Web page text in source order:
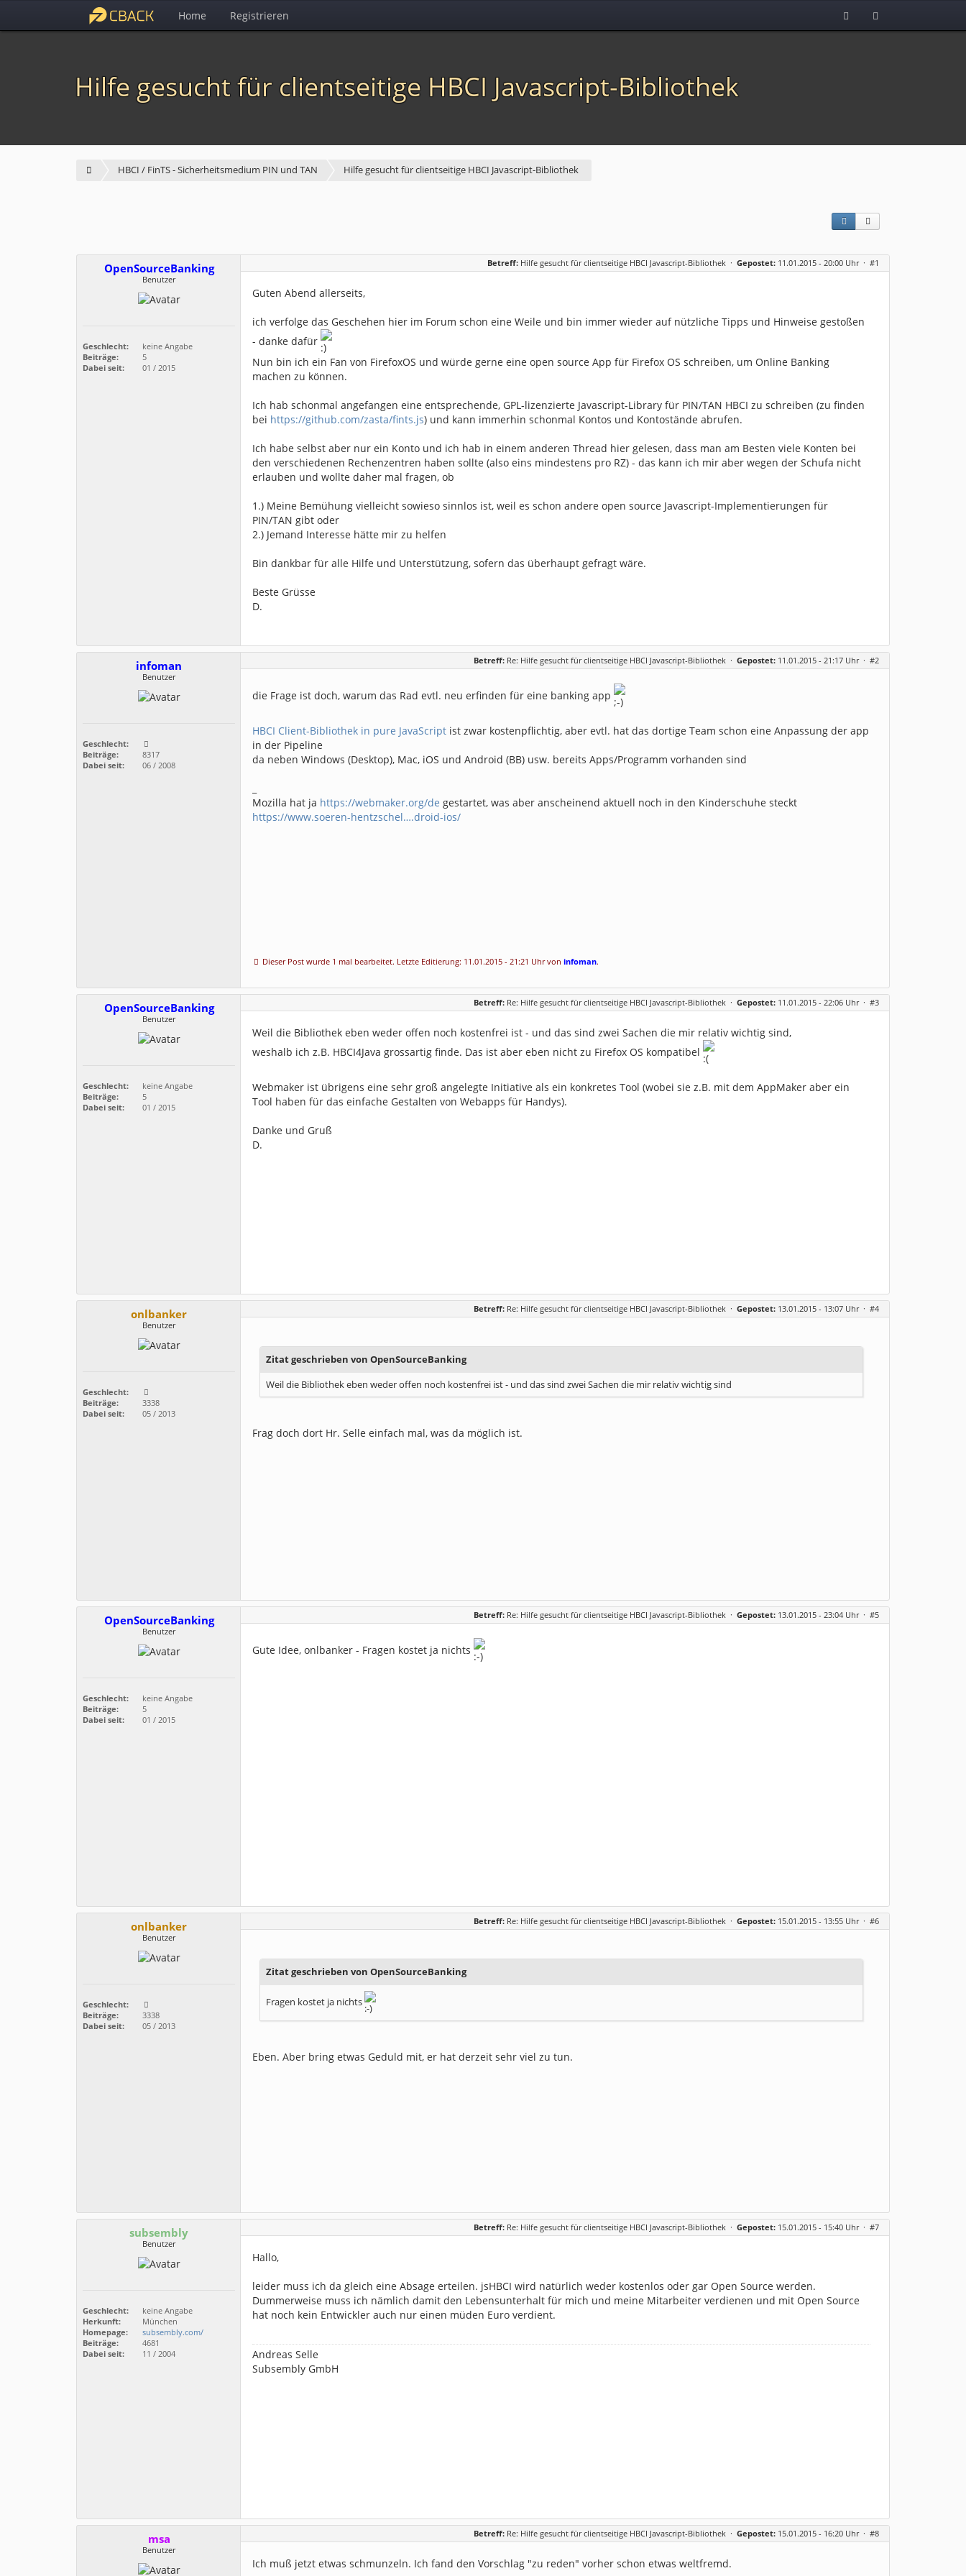
Home Registrieren
Hilfe gesucht für clientseitige HBCI Javascript-Bibliothek
HBCI / FinTS - Sicherheitsmedium PIN und TAN Hilfe gesucht für clientseitige HBCI Javascript-Bibliothek
OpenSourceBanking
Benutzer
Geschlecht:
keine Angabe
Beiträge:
5
Dabei seit:
01 / 2015
Betreff: Hilfe gesucht für clientseitige HBCI Javascript-Bibliothek · Gepostet: 11.01.2015 - 20:00 Uhr · #1
Guten Abend allerseits,
ich verfolge das Geschehen hier im Forum schon eine Weile und bin immer wieder auf nützliche Tipps und Hinweise gestoßen
- danke dafür
Nun bin ich ein Fan von FirefoxOS und würde gerne eine open source App für Firefox OS schreiben, um Online Banking
machen zu können.
Ich hab schonmal angefangen eine entsprechende, GPL-lizenzierte Javascript-Library für PIN/TAN HBCI zu schreiben (zu finden
bei https://github.com/zasta/fints.js) und kann immerhin schonmal Kontos und Kontostände abrufen.
Ich habe selbst aber nur ein Konto und ich hab in einem anderen Thread hier gelesen, dass man am Besten viele Konten bei
den verschiedenen Rechenzentren haben sollte (also eins mindestens pro RZ) - das kann ich mir aber wegen der Schufa nicht
erlauben und wollte daher mal fragen, ob
1.) Meine Bemühung vielleicht sowieso sinnlos ist, weil es schon andere open source Javascript-Implementierungen für
PIN/TAN gibt oder
2.) Jemand Interesse hätte mir zu helfen
Bin dankbar für alle Hilfe und Unterstützung, sofern das überhaupt gefragt wäre.
Beste Grüsse
D.
infoman
Benutzer
Geschlecht:
Beiträge:
8317
Dabei seit:
06 / 2008
Betreff: Re: Hilfe gesucht für clientseitige HBCI Javascript-Bibliothek · Gepostet: 11.01.2015 - 21:17 Uhr · #2
die Frage ist doch, warum das Rad evtl. neu erfinden für eine banking app
HBCI Client-Bibliothek in pure JavaScript ist zwar kostenpflichtig, aber evtl. hat das dortige Team schon eine Anpassung der app
in der Pipeline
da neben Windows (Desktop), Mac, iOS und Android (BB) usw. bereits Apps/Programm vorhanden sind
Mozilla hat ja https://webmaker.org/de gestartet, was aber anscheinend aktuell noch in den Kinderschuhe steckt
https://www.soeren-hentzschel….droid-ios/
Dieser Post wurde 1 mal bearbeitet. Letzte Editierung: 11.01.2015 - 21:21 Uhr voninfoman.
OpenSourceBanking
Benutzer
Geschlecht:
keine Angabe
Beiträge:
5
Dabei seit:
01 / 2015
Betreff: Re: Hilfe gesucht für clientseitige HBCI Javascript-Bibliothek · Gepostet: 11.01.2015 - 22:06 Uhr · #3
Weil die Bibliothek eben weder offen noch kostenfrei ist - und das sind zwei Sachen die mir relativ wichtig sind,
weshalb ich z.B. HBCI4Java grossartig finde. Das ist aber eben nicht zu Firefox OS kompatibel
Webmaker ist übrigens eine sehr groß angelegte Initiative als ein konkretes Tool (wobei sie z.B. mit dem AppMaker aber ein
Tool haben für das einfache Gestalten von Webapps für Handys).
Danke und Gruß
D.
onlbanker
Benutzer
Geschlecht:
Beiträge:
3338
Dabei seit:
05 / 2013
Betreff: Re: Hilfe gesucht für clientseitige HBCI Javascript-Bibliothek · Gepostet: 13.01.2015 - 13:07 Uhr · #4
Zitat geschrieben von OpenSourceBanking
Weil die Bibliothek eben weder offen noch kostenfrei ist - und das sind zwei Sachen die mir relativ wichtig sind
Frag doch dort Hr. Selle einfach mal, was da möglich ist.
OpenSourceBanking
Benutzer
Geschlecht:
keine Angabe
Beiträge:
5
Dabei seit:
01 / 2015
Betreff: Re: Hilfe gesucht für clientseitige HBCI Javascript-Bibliothek · Gepostet: 13.01.2015 - 23:04 Uhr · #5
Gute Idee, onlbanker - Fragen kostet ja nichts
onlbanker
Benutzer
Geschlecht:
Beiträge:
3338
Dabei seit:
05 / 2013
Betreff: Re: Hilfe gesucht für clientseitige HBCI Javascript-Bibliothek · Gepostet: 15.01.2015 - 13:55 Uhr · #6
Zitat geschrieben von OpenSourceBanking
Fragen kostet ja nichts
Eben. Aber bring etwas Geduld mit, er hat derzeit sehr viel zu tun.
subsembly
Benutzer
Geschlecht:
keine Angabe
Herkunft:
München
Homepage:
subsembly.com/
Beiträge:
4681
Dabei seit:
11 / 2004
Betreff: Re: Hilfe gesucht für clientseitige HBCI Javascript-Bibliothek · Gepostet: 15.01.2015 - 15:40 Uhr · #7
Hallo,
leider muss ich da gleich eine Absage erteilen. jsHBCI wird natürlich weder kostenlos oder gar Open Source werden.
Dummerweise muss ich nämlich damit den Lebensunterhalt für mich und meine Mitarbeiter verdienen und mit Open Source
hat noch kein Entwickler auch nur einen müden Euro verdient.
Andreas Selle
Subsembly GmbH
msa
Benutzer
Betreff: Re: Hilfe gesucht für clientseitige HBCI Javascript-Bibliothek · Gepostet: 15.01.2015 - 16:20 Uhr · #8
Ich muß jetzt etwas schmunzeln. Ich fand den Vorschlag "zu reden" vorher schon etwas weltfremd.